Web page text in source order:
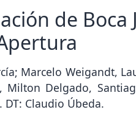
de Boca
Marcelo Weigandt,
Milton Delgado,
Claudio Úbeda.